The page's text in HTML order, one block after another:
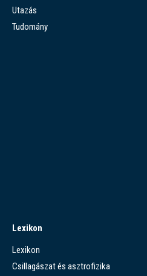
Utazás
Tudomány
Lexikon
Lexikon
Csillagászat és asztrofizika